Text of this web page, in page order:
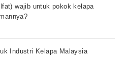
wajib untuk pokok kelapa
Industri Kelapa Malaysia